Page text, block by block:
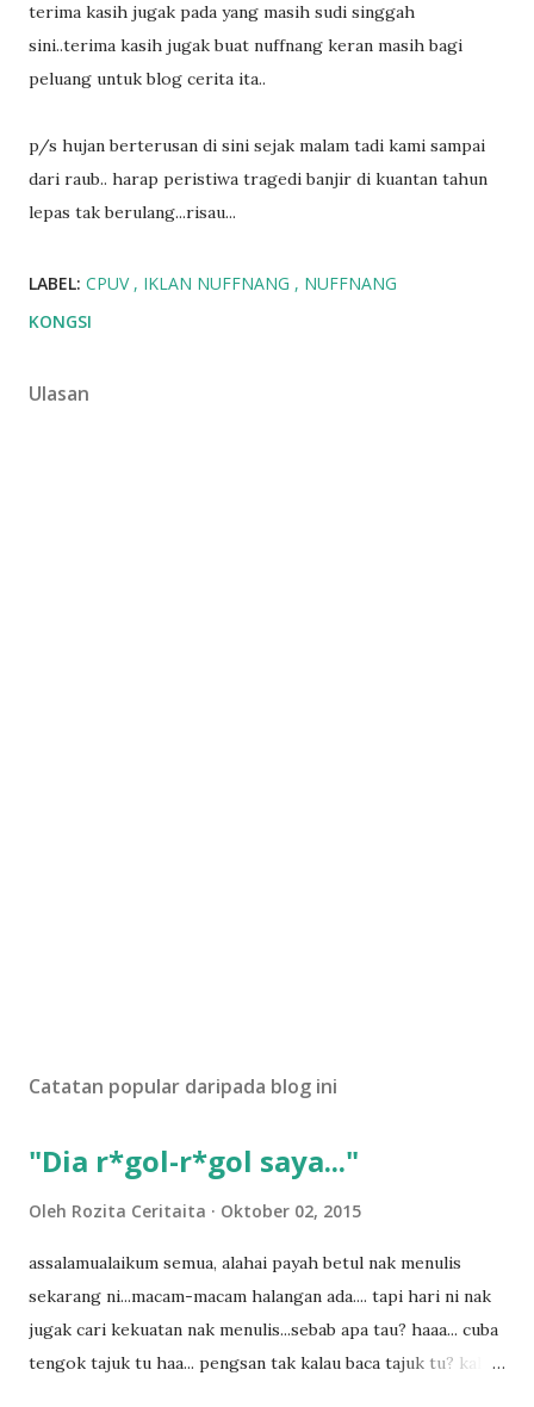
terima kasih jugak pada yang masih sudi singgah
sini..terima kasih jugak buat nuffnang keran masih bagi
peluang untuk blog cerita ita..
p/s hujan berterusan di sini sejak malam tadi kami sampai
dari raub.. harap peristiwa tragedi banjir di kuantan tahun
lepas tak berulang...risau...
LABEL: CPUV IKLAN NUFFNANG
NUFFNANG
KONGSI
Ulasan
Catatan popular daripada blog ini
"Dia r*gol-r*gol saya..."
Oleh Rozita Ceritaita Oktober 02, 2015
assalamualaikum semua, alahai payah betul nak menulis
sekarang ni...macam-macam halangan ada.... tapi hari ni nak
jugak cari kekuatan nak menulis...sebab apa tau? haaa... cuba
tengok tajuk tu haa... pengsan tak kalau baca tajuk tu? kalau